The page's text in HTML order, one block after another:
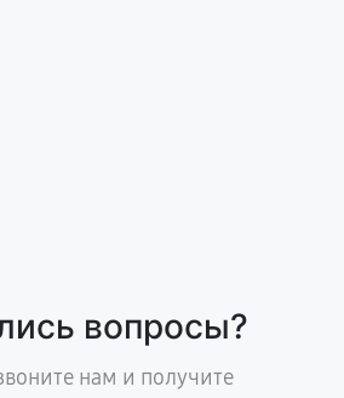
вопросы?
нам и получите